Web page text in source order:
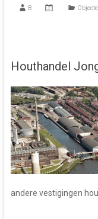
B
Houthandel
andere vestigingen